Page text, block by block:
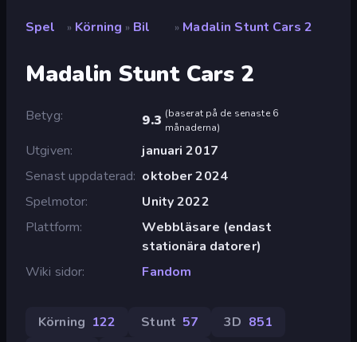
Spel » Körning » Bil » Madalin Stunt Cars 2
Madalin Stunt Cars 2
Betyg 9.3 (baserat på de senaste 6
månaderna)
Utgiven
januari 2017
Senast uppdaterad oktober 2024
Spelmotor
Unity 2022
Plattform
Webbläsare (endast
stationära datorer)
Wiki sidor
Fandom
Körning 122 Stunt 57 3D 851